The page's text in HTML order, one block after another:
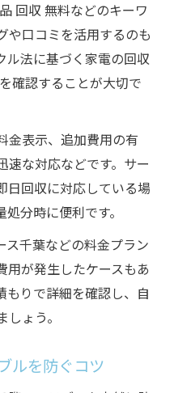
葉県の不用品回収の
利用した家電リサイ
法対象品を正しく処
サイクル法対象家電
回収 無料などのキーワ
や口コミを活用するのも
ル法に基づく家電の回収
確認することが大切で
金表示、追加費用の有
速な対応などです。サー
日回収に対応している場
分時に便利です。
ス千葉などの料金プラン
用が発生したケースもあ
もりで詳細を確認し、自
ょう。
ルを防ぐコツ